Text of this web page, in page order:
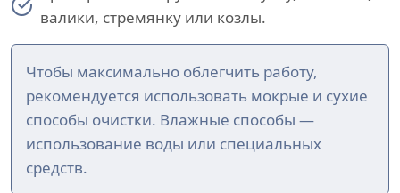
валики, стремянку или козлы.
Чтобы максимально облегчить работу,
рекомендуется использовать мокрые и сухие
способы очистки. Влажные способы —
использование воды или специальных
средств.